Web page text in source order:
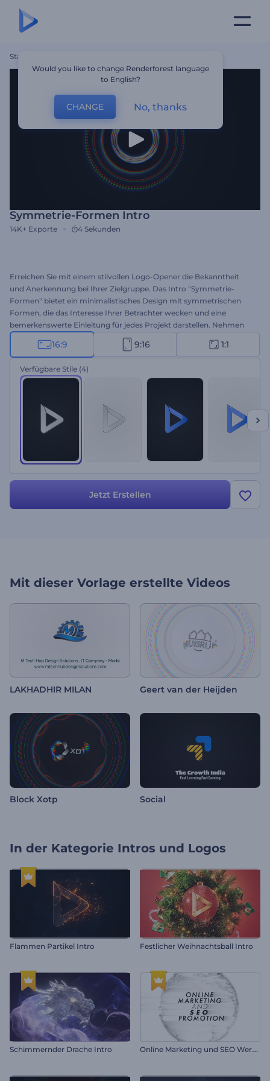
Startseite
Symmetrie-Formen Intro
14K+ Exporte 4 Sekunden
Erreichen Sie mit einem stilvollen Logo-Opener die Bekanntheit
und Anerkennung bei Ihrer Zielgruppe. Das Intro "Symmetrie-
Formen" bietet ein minimalistisches Design mit symmetrischen
Formen, die das Interesse Ihrer Betrachter wecken und eine
bemerkenswerte Einleitung für jedes Projekt darstellen. Nehmen
Sie sich die Zeit, Ihren Firmennamen einzugeben, schreiben Sie Ihre
Tagline oder Ihren Slogan, laden Sie Ihr Logo hoch und warten Sie
ein paar Minuten, um eine hochauflösende Logoanimation zu
erhalten. Nutzen Sie es, um neue Produkte oder
16:9 9:16 1:1
Verfügbare Stile (4)
Jetzt Erstellen
Mit dieser Vorlage erstellte Videos
LAKHADHIR MILAN Geert van der Heijden
Block Xotp Social
In der Kategorie Intros und Logos
Flammen Partikel Intro Festlicher Weihnachtsball Intro
Schimmernder Drache Intro O
nline Marketing und SEO Werbung
Would you like to change Renderforest language
to English?
CHANGE No, thanks